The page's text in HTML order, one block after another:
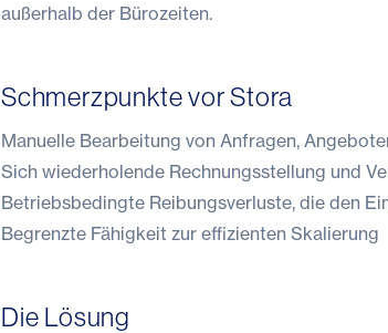
außerhalb der Bürozeiten.
Schmerzpunkte vor Stora
Manuelle Bearbeitung von Anfragen,
Sich wiederholende Rechnungsstellung und
Betriebsbedingte Reibungsverluste, die den
Begrenzte Fähigkeit zur effizienten Skalierung
Die Lösung